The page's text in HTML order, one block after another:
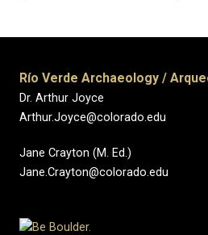
Río Verde Archaeology /
Dr. Arthur Joyce
Arthur.Joyce@colorado.edu
Jane Crayton (M. Ed.)
Jane.Crayton@colorado.edu